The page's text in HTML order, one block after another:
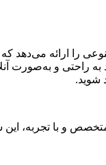
را ارائه می‌دهد که
راحتی و به‌صورت
شوید.
و با تجربه، این